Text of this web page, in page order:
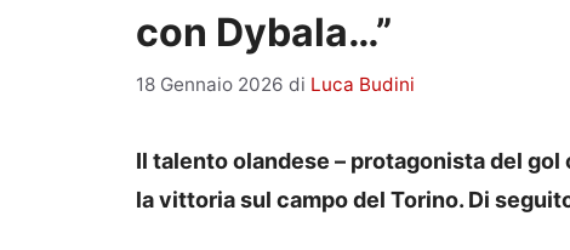
con Dybala…”
18 Gennaio 2026 di Luca Budini
Il talento olandese – protagonista del
la vittoria sul campo del Torino. Di